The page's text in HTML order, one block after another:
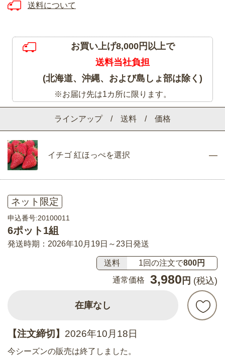
ラインアップ / 送料 / 価格
イチゴ 紅ほっぺを選択
ネット限定
申込番号:20100011
6ポット1組
発送時期：2026年10月19日～23日発送
送料 1回の注文で800円
通常価格
3,980 円 (税込)
在庫なし
【注文締切】 2026年10月18日
今シーズンの販売は終了しました。
送料について
お買い上げ8,000円以上で
送料当社負担
(北海道、沖縄、および島しょ部は除く)
※お届け先は1カ所に限ります。